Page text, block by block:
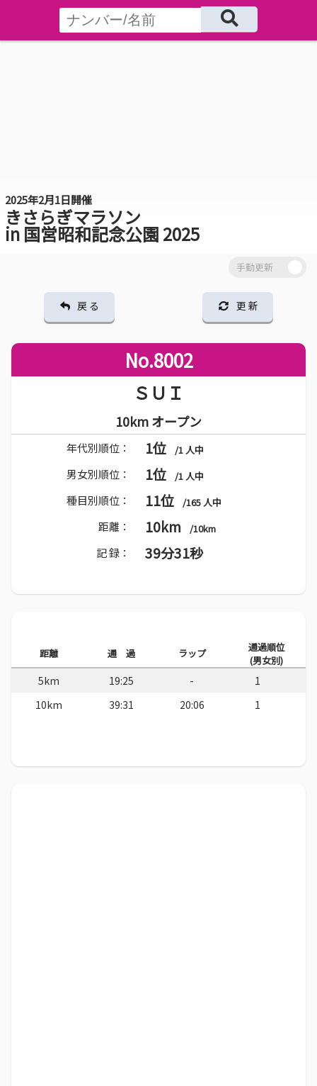
2025年2月1日開催
きさらぎマラソン
in 国営昭和記念公園 2025
戻 る 更 新
No.8002
ＳＵＩ
10km オープン
年代別順位： 1位 /1 人中
男女別順位： 1位 /1 人中
種目別順位： 11位 /165 人中
距離： 10km /10km
記 録： 39分31秒
距離 通 過 ラップ
通過順位
(男女別)
5km 19:25 -
1
10km
39:31 20:06 1